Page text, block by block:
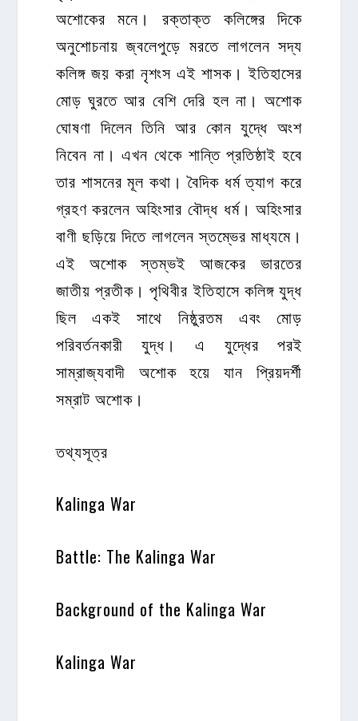
অশোকের মনে। রক্তাক্ত কলিঙ্গের দিকে
অনুশোচনায় জ্বলেপুড়ে মরতে লাগলেন সদ্য
কলিঙ্গ জয় করা নৃশংস এই শাসক। ইতিহাসের
মোড় ঘুরতে আর বেশি দেরি হল না। অশোক
ঘোষণা দিলেন তিনি আর কোন যুদ্ধে অংশ
নিবেন না। এখন থেকে শান্তি প্রতিষ্ঠাই হবে
তার শাসনের মূল কথা। বৈদিক ধর্ম ত্যাগ করে
গ্রহণ করলেন অহিংসার বৌদ্ধ ধর্ম। অহিংসার
বাণী ছড়িয়ে দিতে লাগলেন স্তম্ভের মাধ্যমে।
এই অশোক স্তম্ভই আজকের ভারতের
জাতীয় প্রতীক। পৃথিবীর ইতিহাসে কলিঙ্গ যুদ্ধ
ছিল একই সাথে নিষ্ঠুরতম এবং মোড়
পরিবর্তনকারী যুদ্ধ। এ যুদ্ধের পরই
সাম্রাজ্যবাদী অশোক হয়ে যান প্রিয়দর্শী
সম্রাট অশোক।
তথ্যসূত্র
Kalinga War
Battle: The Kalinga War
Background of the Kalinga War
Kalinga War